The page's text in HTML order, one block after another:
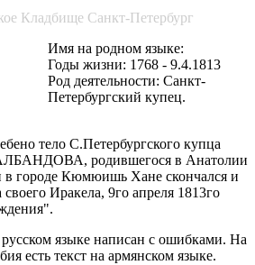
Кладбище Санкт-Петербург
Имя на родном языке:
Годы жизни: 1768 - 9.4.1813
Род деятельности: Санкт-
Петербургский купец.
тело С.Петербургского купца
родившегося в Анатолии
в городе Кюмюишь Хане скончался и
своего Иракела, 9го апреля 1813го
языке написан с ошибками. На
есть текст на армянском языке.